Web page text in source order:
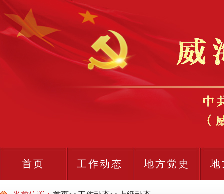
首页 工作动态 地方党史